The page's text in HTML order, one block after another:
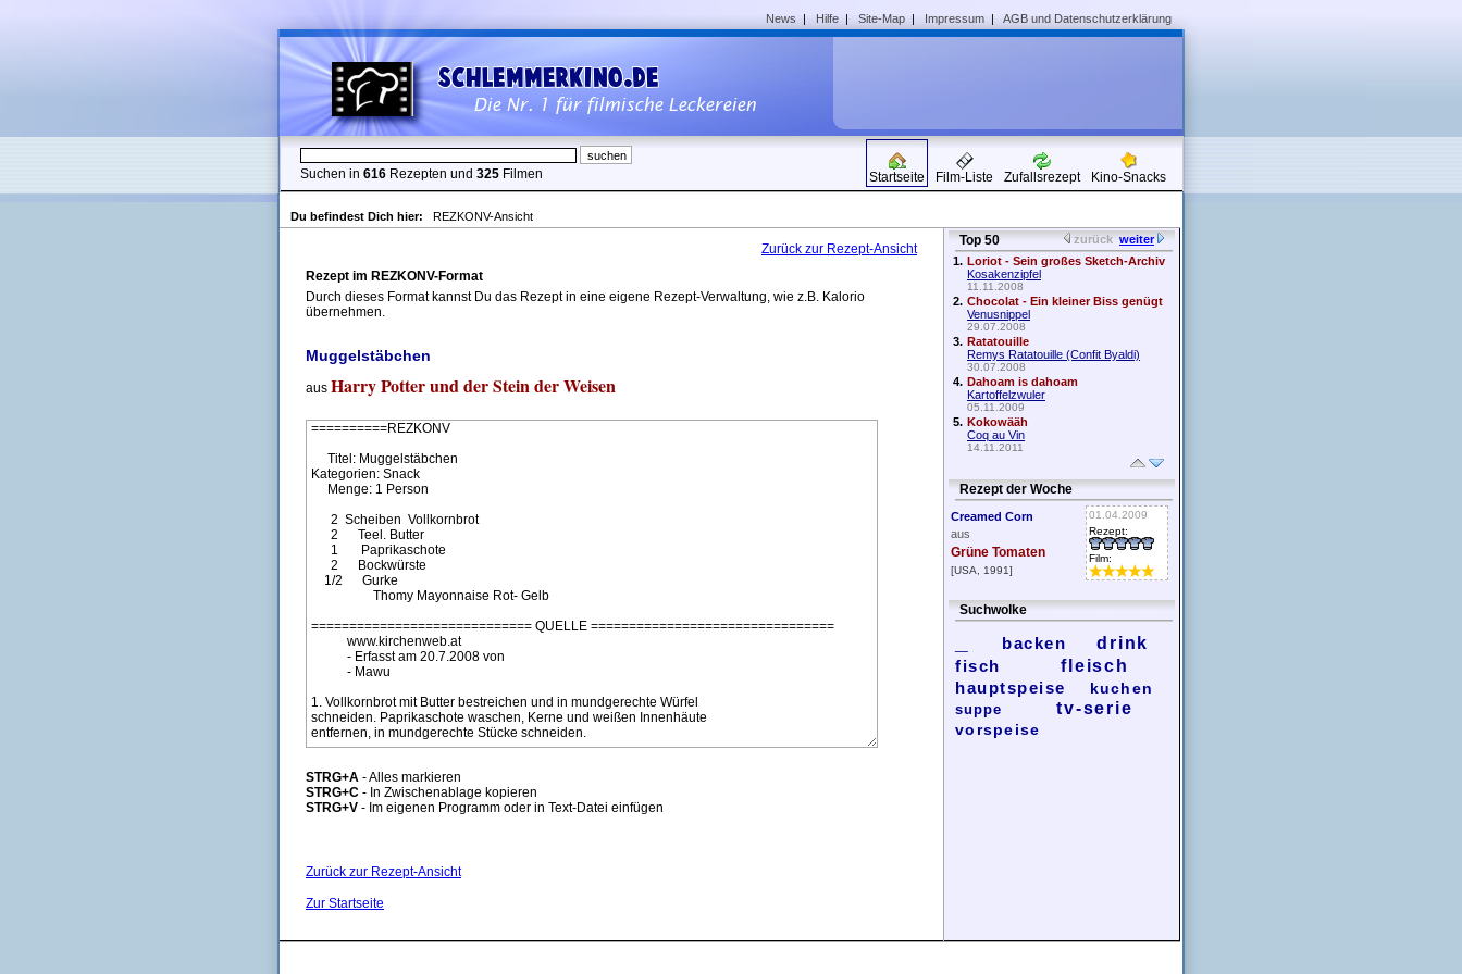
News | Hilfe | Site-Map | Impressum | AGB und Datenschutzerklärung
Suchen in 616 Rezepten und 325 Filmen Startseite Film-Liste Zufallsrezept Kino-Snacks
Du befindest Dich hier: REZKONV-Ansicht
Zurück zur Rezept-Ansicht
Rezept im REZKONV-Format
Durch dieses Format kannst Du das Rezept in eine eigene Rezept-Verwaltung, wie z.B. Kalorio
übernehmen.
Muggelstäbchen
aus Harry Potter und der Stein der Weisen
STRG+A - Alles markieren
STRG+C - In Zwischenablage kopieren
STRG+V - Im eigenen Programm oder in Text-Datei einfügen
Zurück zur Rezept-Ansicht
Zur Startseite
zurück weiter
Top 50
1. Loriot - Sein großes Sketch-Archiv
Kosakenzipfel
11.11.2008
2. Chocolat - Ein kleiner Biss genügt
Venusnippel
29.07.2008
3. Ratatouille
Remys Ratatouille (Confit Byaldi)
30.07.2008
4. Dahoam is dahoam
Kartoffelzwuler
05.11.2009
5. Kokowääh
Coq au Vin
14.11.2011
Rezept der Woche
01.04.2009
Rezept:
Film:
Creamed Corn
aus
Grüne Tomaten
[USA, 1991]
Suchwolke
backen
drink
fisch
fleisch
hauptspeise
kuchen
suppe tv-serie
vorspeise